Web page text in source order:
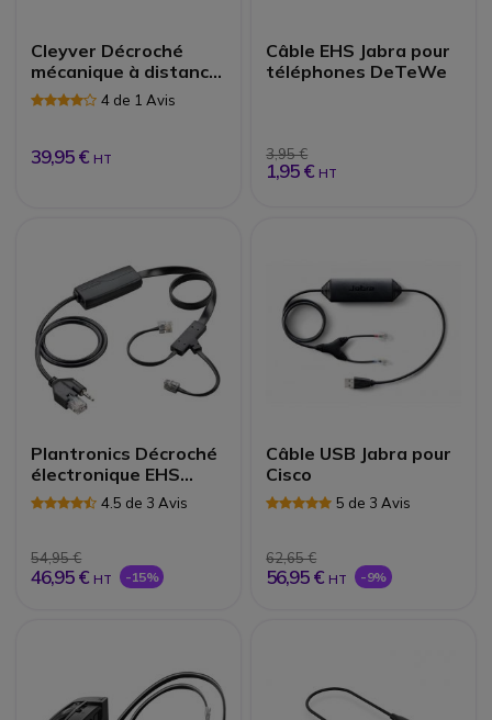
Cleyver Décroché
mécanique à distance
| Accessoires de
casque
4 de 1 Avis
39,95 € HT
Câble EHS Jabra pour
téléphones DeTeWe
3,95 €
1,95 € HT
Plantronics Décroché
électronique EHS
APC43 pour Cisco |
Accessoires
4.5 de 3 Avis
54,95 €
46,95 € HT -15%
Câble USB Jabra pour
Cisco
5 de 3 Avis
62,65 €
56,95 € HT -9%